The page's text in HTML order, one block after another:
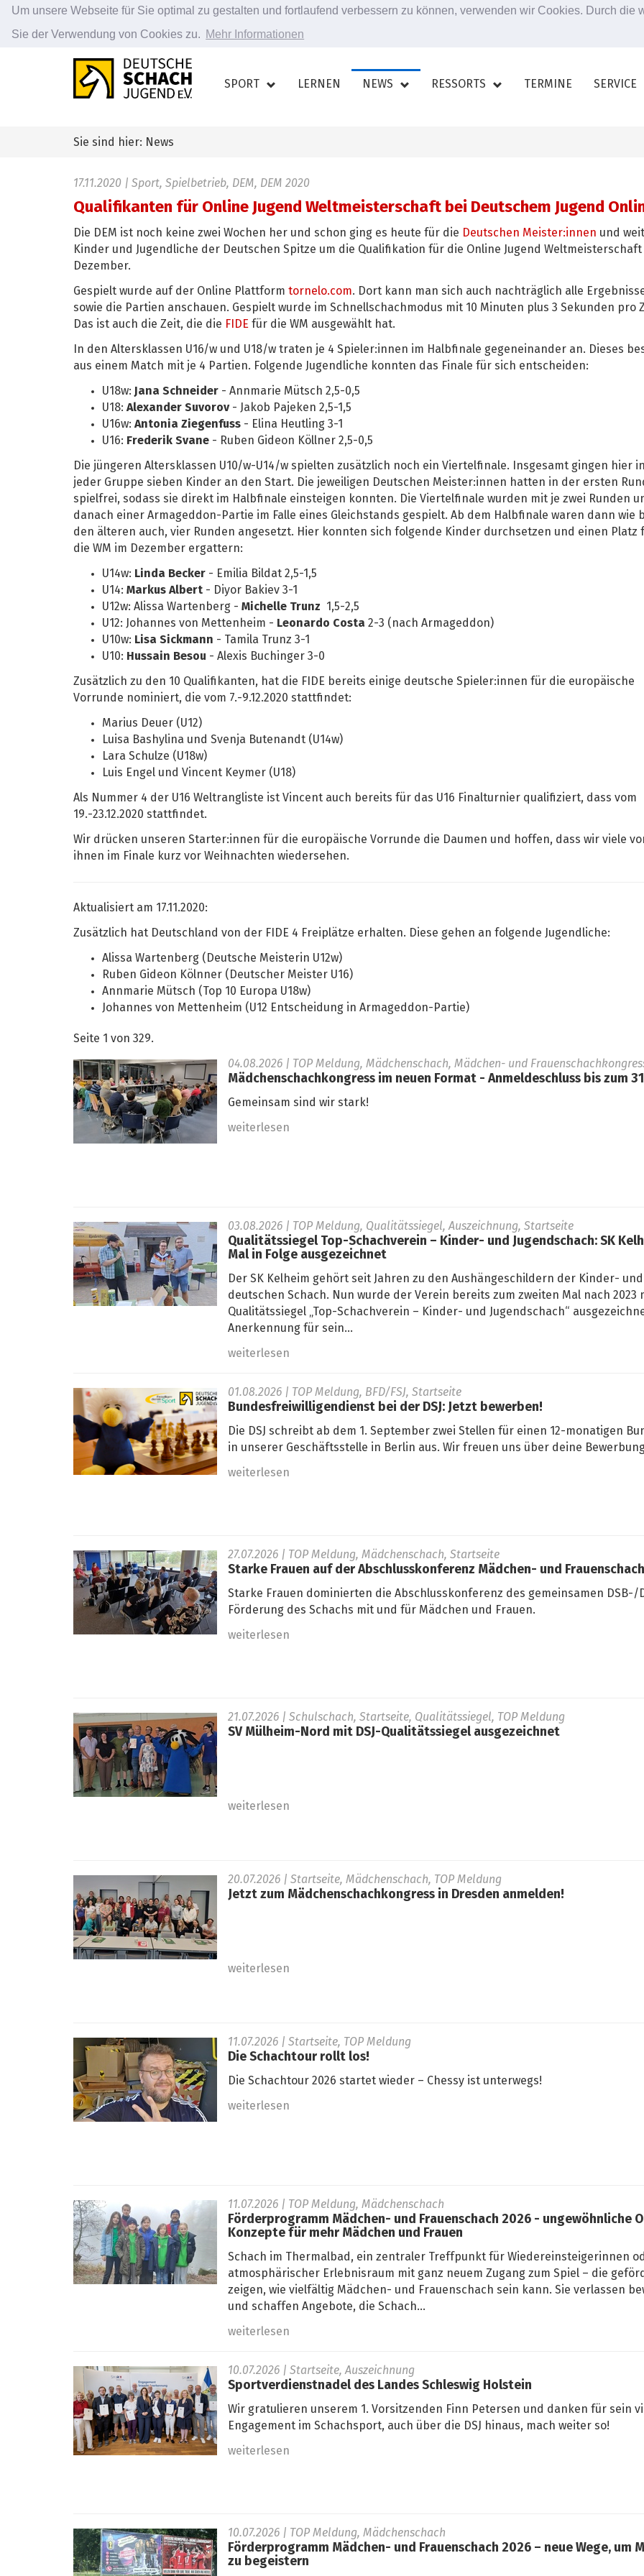
Um unsere Webseite für Sie optimal zu gestalten und fortlaufend verbessern zu können, verwenden wir Cookies. Durch die
Sie der Verwendung von Cookies zu. Mehr Informationen
SPORT LERNEN NEWS RESSORTS TERMINE SERVICE
Sie sind hier: News
17.11.2020 | Sport, Spielbetrieb, DEM, DEM 2020
Qualifikanten für Online Jugend Weltmeisterschaft bei Deutschem Jugend
Die DEM ist noch keine zwei Wochen her und schon ging es heute für die Deutschen Meister:innen und
Kinder und Jugendliche der Deutschen Spitze um die Qualifikation für die Online Jugend Weltmeisterschaft
Dezember.
Gespielt wurde auf der Online Plattform tornelo.com. Dort kann man sich auch nachträglich alle
sowie die Partien anschauen. Gespielt wurde im Schnellschachmodus mit 10 Minuten plus 3 Sekunden pro
Das ist auch die Zeit, die die FIDE für die WM ausgewählt hat.
In den Altersklassen U16/w und U18/w traten je 4 Spieler:innen im Halbfinale gegeneinander an. Dieses
aus einem Match mit je 4 Partien. Folgende Jugendliche konnten das Finale für sich entscheiden:
U18w: Jana Schneider - Annmarie Mütsch 2,5-0,5
U18: Alexander Suvorov- Jakob Pajeken 2,5-1,5
U16w: Antonia Ziegenfuss - Elina Heutling 3-1
U16: Frederik Svane - Ruben Gideon Köllner 2,5-0,5
Die jüngeren Altersklassen U10/w-U14/w spielten zusätzlich noch ein Viertelfinale. Insgesamt gingen hier
jeder Gruppe sieben Kinder an den Start. Die jeweiligen Deutschen Meister:innen hatten in der ersten
spielfrei, sodass sie direkt im Halbfinale einsteigen konnten. Die Viertelfinale wurden mit je zwei Runden
danach einer Armageddon-Partie im Falle eines Gleichstands gespielt. Ab dem Halbfinale waren dann wie
den älteren auch, vier Runden angesetzt. Hier konnten sich folgende Kinder durchsetzen und einen Platz
die WM im Dezember ergattern:
U14w: Linda Becker - Emilia Bildat 2,5-1,5
U14: Markus Albert - Diyor Bakiev 3-1
U12w: Alissa Wartenberg - Michelle Trunz 1,5-2,5
U12: Johannes von Mettenheim - Leonardo Costa 2-3 (nach Armageddon)
U10w: Lisa Sickmann - Tamila Trunz 3-1
U10: Hussain Besou - Alexis Buchinger 3-0
Zusätzlich zu den 10 Qualifikanten, hat die FIDE bereits einige deutsche Spieler:innen für die europäische
Vorrunde nominiert, die vom 7.-9.12.2020 stattfindet:
Marius Deuer (U12)
Luisa Bashylina und Svenja Butenandt (U14w)
Lara Schulze (U18w)
Luis Engel und Vincent Keymer (U18)
Als Nummer 4 der U16 Weltrangliste ist Vincent auch bereits für das U16 Finalturnier qualifiziert, dass vom
19.-23.12.2020 stattfindet.
Wir drücken unseren Starter:innen für die europäische Vorrunde die Daumen und hoffen, dass wir viele
ihnen im Finale kurz vor Weihnachten wiedersehen.
Aktualisiert am 17.11.2020:
Zusätzlich hat Deutschland von der FIDE 4 Freiplätze erhalten. Diese gehen an folgende Jugendliche:
Alissa Wartenberg (Deutsche Meisterin U12w)
Ruben Gideon Kölnner (Deutscher Meister U16)
Annmarie Mütsch (Top 10 Europa U18w)
Johannes von Mettenheim (U12 Entscheidung in Armageddon-Partie)
Seite 1 von 329.
04.08.2026 | TOP Meldung, Mädchenschach, Mädchen- und
Mädchenschachkongress im neuen Format - Anmeldeschluss bis zum
Gemeinsam sind wir stark!
weiterlesen
03.08.2026 | TOP Meldung, Qualitätssiegel, Auszeichnung, Startseite
Qualitätssiegel Top-Schachverein – Kinder- und Jugendschach: SK
Mal in Folge ausgezeichnet
Der SK Kelheim gehört seit Jahren zu den Aushängeschildern der Kinder-
deutschen Schach. Nun wurde der Verein bereits zum zweiten Mal nach 2023
Qualitätssiegel „Top-Schachverein – Kinder- und Jugendschach“
Anerkennung für sein...
weiterlesen
01.08.2026 | TOP Meldung, BFD/FSJ, Startseite
Bundesfreiwilligendienst bei der DSJ: Jetzt bewerben!
Die DSJ schreibt ab dem 1. September zwei Stellen für einen 12-monatigen
in unserer Geschäftsstelle in Berlin aus. Wir freuen uns über deine
weiterlesen
27.07.2026 | TOP Meldung, Mädchenschach, Startseite
Starke Frauen auf der Abschlusskonferenz Mädchen- und Frauenschach
Starke Frauen dominierten die Abschlusskonferenz des gemeinsamen DSB-/
Förderung des Schachs mit und für Mädchen und Frauen.
weiterlesen
21.07.2026 | Schulschach, Startseite, Qualitätssiegel, TOP Meldung
SV Mülheim-Nord mit DSJ-Qualitätssiegel ausgezeichnet
weiterlesen
20.07.2026 | Startseite, Mädchenschach, TOP Meldung
Jetzt zum Mädchenschachkongress in Dresden anmelden!
weiterlesen
11.07.2026 | Startseite, TOP Meldung
Die Schachtour rollt los!
Die Schachtour 2026 startet wieder – Chessy ist unterwegs!
weiterlesen
11.07.2026 | TOP Meldung, Mädchenschach
Förderprogramm Mädchen- und Frauenschach 2026 - ungewöhnliche
Konzepte für mehr Mädchen und Frauen
Schach im Thermalbad, ein zentraler Treffpunkt für Wiedereinsteigerinnen
atmosphärischer Erlebnisraum mit ganz neuem Zugang zum Spiel – die
zeigen, wie vielfältig Mädchen- und Frauenschach sein kann. Sie verlassen
und schaffen Angebote, die Schach...
weiterlesen
10.07.2026 | Startseite, Auszeichnung
Sportverdienstnadel des Landes Schleswig Holstein
Wir gratulieren unserem 1. Vorsitzenden Finn Petersen und danken für sein
Engagement im Schachsport, auch über die DSJ hinaus, mach weiter so!
weiterlesen
10.07.2026 | TOP Meldung, Mädchenschach
Förderprogramm Mädchen- und Frauenschach 2026 – neue Wege, um
zu begeistern